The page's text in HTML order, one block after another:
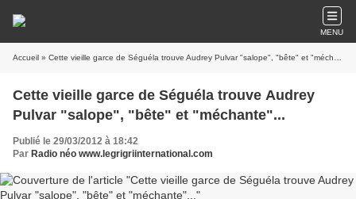
MENU
Accueil » Cette vieille garce de Séguéla trouve Audrey Pulvar "salope", "bête" et "méchante"...
Cette vieille garce de Séguéla trouve Audrey
Pulvar "salope", "bête" et "méchante"...
Publié le 29/03/2012 à 18:42
Par Radio néo www.legrigriinternational.com